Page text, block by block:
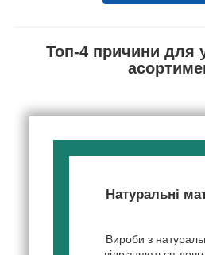
Топ-4 причини для
Натуральні
Вироби з